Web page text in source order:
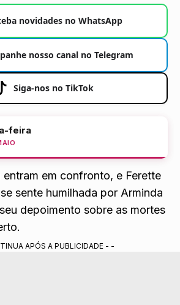
novidades no WhatsApp
nosso canal no Telegram
Siga-nos no TikTok
feira
entram em confronto, e Ferette
sente humilhada por Arminda
depoimento sobre as mortes
APÓS A PUBLICIDADE - -